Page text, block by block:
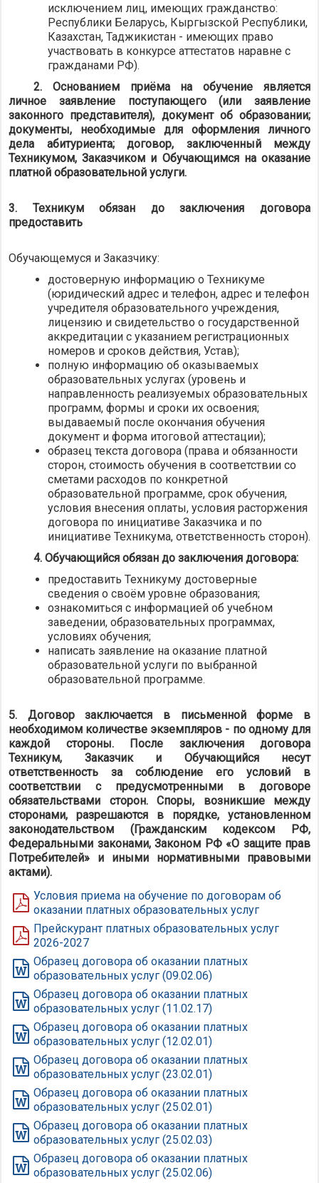
исключением лиц, имеющих гражданство:
Республики Беларусь, Кыргызской Республики,
Казахстан, Таджикистан - имеющих право
участвовать в конкурсе аттестатов наравне с
гражданами РФ).
2. Основанием приёма на обучение является
личное заявление поступающего (или заявление
законного представителя), документ об образовании;
документы, необходимые для оформления личного
дела абитуриента; договор, заключенный между
Техникумом, Заказчиком и Обучающимся на оказание
платной образовательной услуги.
3. Техникум обязан до заключения договора
предоставить
Обучающемуся и Заказчику:
достоверную информацию о Техникуме
(юридический адрес и телефон, адрес и телефон
учредителя образовательного учреждения,
лицензию и свидетельство о государственной
аккредитации с указанием регистрационных
номеров и сроков действия, Устав);
полную информацию об оказываемых
образовательных услугах (уровень и
направленность реализуемых образовательных
программ, формы и сроки их освоения;
выдаваемый после окончания обучения
документ и форма итоговой аттестации);
образец текста договора (права и обязанности
сторон, стоимость обучения в соответствии со
сметами расходов по конкретной
образовательной программе, срок обучения,
условия внесения оплаты, условия расторжения
договора по инициативе Заказчика и по
инициативе Техникума, ответственность сторон).
4. Обучающийся обязан до заключения договора:
предоставить Техникуму достоверные
сведения о своём уровне образования;
ознакомиться с информацией об учебном
заведении, образовательных программах,
условиях обучения;
написать заявление на оказание платной
образовательной услуги по выбранной
образовательной программе.
5. Договор заключается в письменной форме в
необходимом количестве экземпляров - по одному для
каждой стороны. После заключения договора
Техникум, Заказчик и Обучающийся несут
ответственность за соблюдение его условий в
соответствии с предусмотренными в договоре
обязательствами сторон. Споры, возникшие между
сторонами, разрешаются в порядке, установленном
законодательством (Гражданским кодексом РФ,
Федеральными законами, Законом РФ «О защите прав
Потребителей» и иными нормативными правовыми
актами).
Условия приема на обучение по договорам об
оказании платных образовательных услуг
Прейскурант платных образовательных услуг
2026-2027
Образец договора об оказании платных
образовательных услуг (09.02.06)
Образец договора об оказании платных
образовательных услуг (11.02.17)
Образец договора об оказании платных
образовательных услуг (12.02.01)
Образец договора об оказании платных
образовательных услуг (23.02.01)
Образец договора об оказании платных
образовательных услуг (25.02.01)
Образец договора об оказании платных
образовательных услуг (25.02.03)
Образец договора об оказании платных
образовательных услуг (25.02.06)